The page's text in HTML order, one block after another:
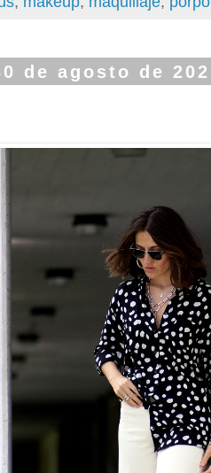
de agosto de